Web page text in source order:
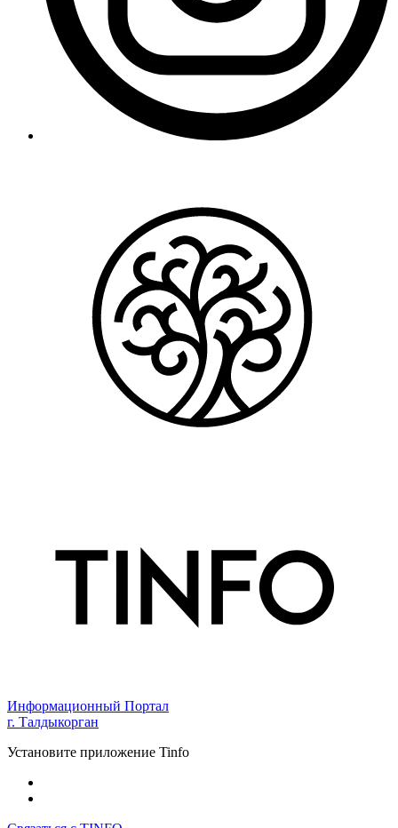
Информационный Портал
г. Талдыкорган
Установите приложение Tinfo